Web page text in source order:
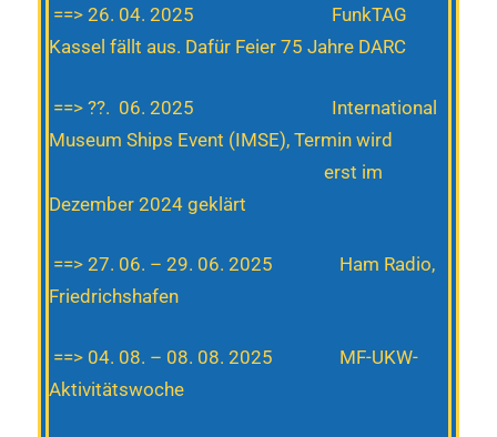
==> 26. 04. 2025 FunkTAG
Kassel fällt aus. Dafür Feier 75 Jahre DARC
==> ??. 06. 2025 International
Museum Ships Event (IMSE), Termin wird
erst im
Dezember 2024 geklärt
==> 27. 06. – 29. 06. 2025 Ham Radio,
Friedrichshafen
==> 04. 08. – 08. 08. 2025 MF-UKW-
Aktivitätswoche